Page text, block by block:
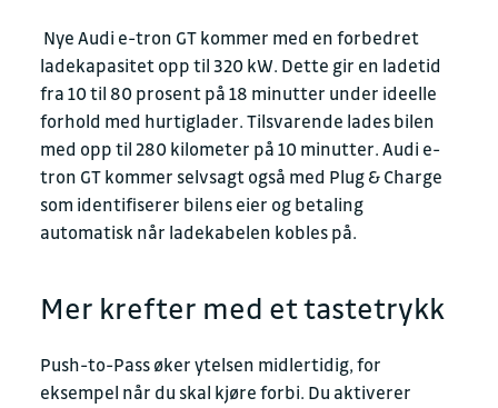
Nye Audi e-tron GT kommer med en forbedret
ladekapasitet opp til 320 kW. Dette gir en ladetid
fra 10 til 80 prosent på 18 minutter under ideelle
forhold med hurtiglader. Tilsvarende lades bilen
med opp til 280 kilometer på 10 minutter. Audi e-
tron GT kommer selvsagt også med Plug & Charge
som identifiserer bilens eier og betaling
automatisk når ladekabelen kobles på.
Mer krefter med et tastetrykk
Push-to-Pass øker ytelsen midlertidig, for
eksempel når du skal kjøre forbi. Du aktiverer